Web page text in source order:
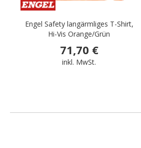
Engel Safety langärmliges T-Shirt,
Hi-Vis Orange/Grün
71,70 €
inkl. MwSt.